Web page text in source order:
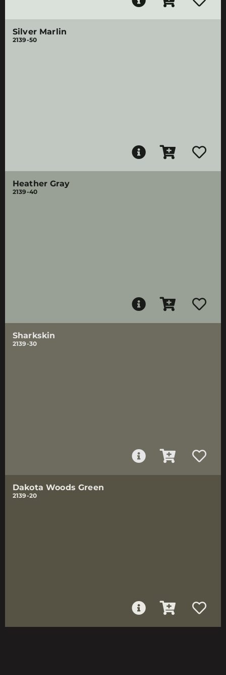
Silver Marlin
2139-50
Heather Gray
2139-40
Sharkskin
2139-30
Dakota Woods Green
2139-20